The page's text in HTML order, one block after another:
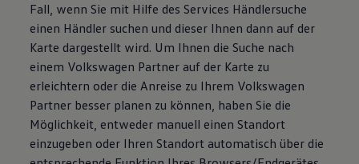
Fall, wenn Sie mit Hilfe des Services Händlersuche
einen Händler suchen und dieser Ihnen dann auf der
Karte dargestellt wird. Um Ihnen die Suche nach
einem Volkswagen Partner auf der Karte zu
erleichtern oder die Anreise zu Ihrem Volkswagen
Partner besser planen zu können, haben Sie die
Möglichkeit, entweder manuell einen Standort
einzugeben oder Ihren Standort automatisch über die